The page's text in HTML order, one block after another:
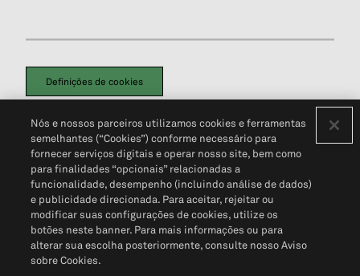
Definições de cookies
Política de PrivacidadePortal de privacidade do cliente (em inglês)
Não Venda Minhas Informações Pessoais© 2026 S&P Global
Nós e nossos parceiros utilizamos cookies e ferramentas
semelhantes (“Cookies”) conforme necessário para
fornecer serviços digitais e operar nosso site, bem como
para finalidades “opcionais” relacionadas a
funcionalidade, desempenho (incluindo análise de dados)
e publicidade direcionada. Para aceitar, rejeitar ou
modificar suas configurações de cookies, utilize os
botões neste banner. Para mais informações ou para
alterar sua escolha posteriormente, consulte nosso Aviso
sobre Cookies.